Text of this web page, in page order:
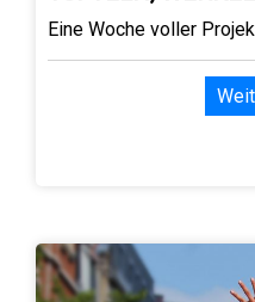
Eine Woche voller